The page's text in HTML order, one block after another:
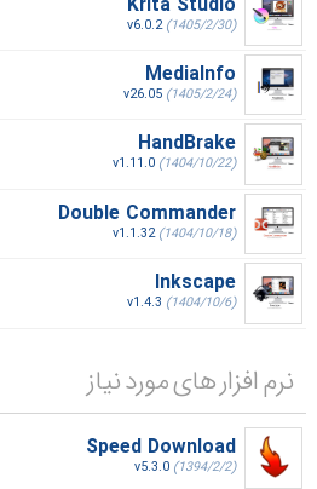
v6.0.2(1405/2/30)
MediaInfo
v26.05 (1405/2/24)
HandBrake
v1.11.0 (1404/10/22)
Double Commander
v1.1.32(1404/10/18)
Inkscape
v1.4.3 (1404/10/6)
نرم افزار های مورد نیاز
Speed Download
v5.3.0 (1394/2/2)